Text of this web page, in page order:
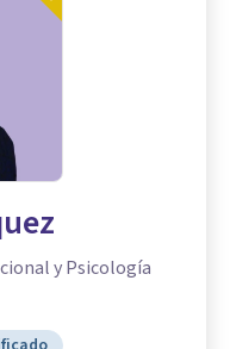
y Psicología